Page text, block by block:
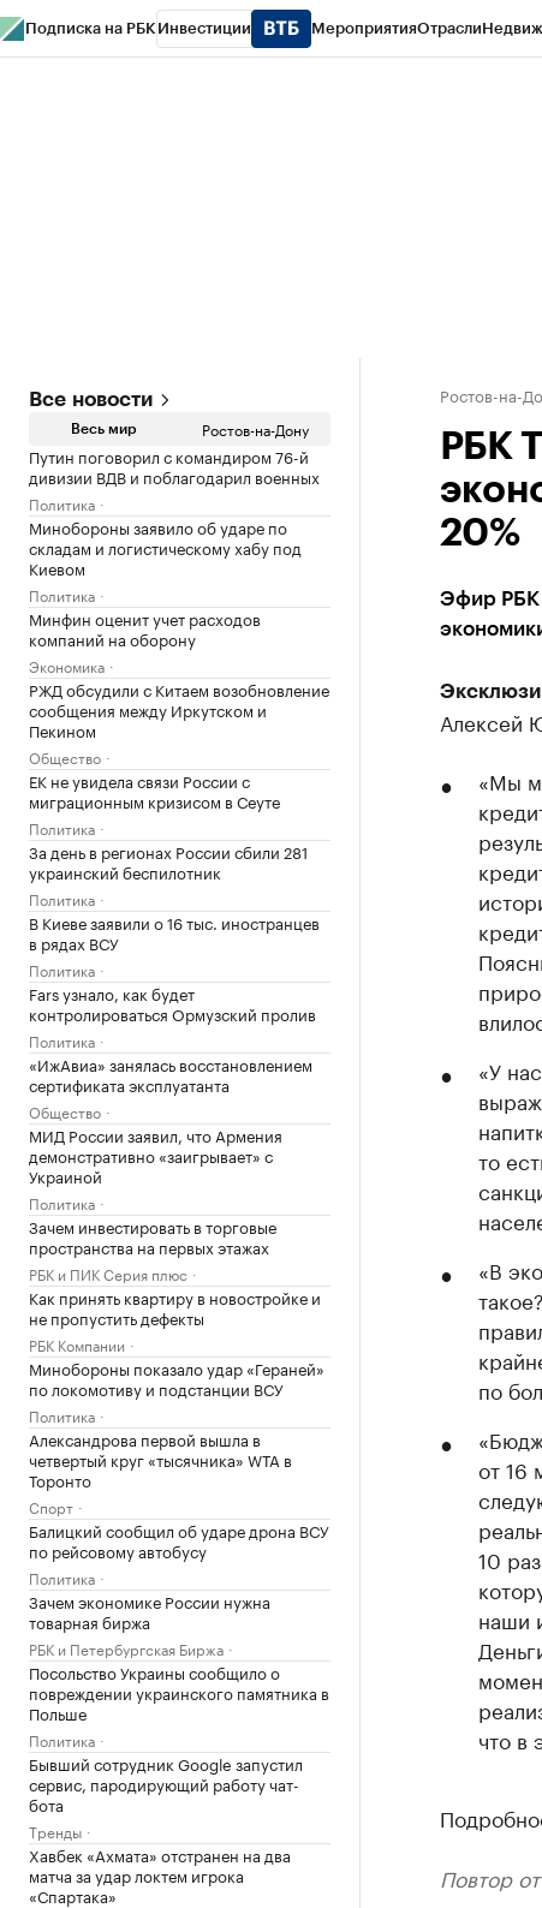
Подписка на РБК Инвестиции МероприятияОтрасли
Все новости
Весь мир Ростов-на-Дону
Путин поговорил с командиром 76-й
дивизии ВДВ и поблагодарил военных
Политика
Минобороны заявило об ударе по
складам и логистическому хабу под
Киевом
Политика
Минфин оценит учет расходов
компаний на оборону
Экономика
РЖД обсудили с Китаем возобновление
сообщения между Иркутском и
Пекином
Общество
ЕК не увидела связи России с
миграционным кризисом в Сеуте
Политика
За день в регионах России сбили 281
украинский беспилотник
Политика
В Киеве заявили о 16 тыс. иностранцев
в рядах ВСУ
Политика
Fars узнало, как будет
контролироваться Ормузский пролив
Политика
«ИжАвиа» занялась восстановлением
сертификата эксплуатанта
Общество
МИД России заявил, что Армения
демонстративно «заигрывает» с
Украиной
Политика
Зачем инвестировать в торговые
пространства на первых этажах
РБК и ПИК Серия плюс
Как принять квартиру в новостройке и
не пропустить дефекты
РБК Компании
Минобороны показало удар «Гераней»
по локомотиву и подстанции ВСУ
Политика
Александрова первой вышла в
четвертый круг «тысячника» WTA в
Торонто
Спорт
Балицкий сообщил об ударе дрона ВСУ
по рейсовому автобусу
Политика
Зачем экономике России нужна
товарная биржа
РБК и Петербургская Биржа
Посольство Украины сообщило о
повреждении украинского памятника в
Польше
Политика
Бывший сотрудник Google запустил
сервис, пародирующий работу чат-
бота
Тренды
Хавбек «Ахмата» отстранен на два
матча за удар локтем игрока
«Спартака»
Ростов-на-
РБК
20%
Эфир РБК
Алексей
«Мы
«У
то
«В
по
от 16
10
наши
что в
Повтор